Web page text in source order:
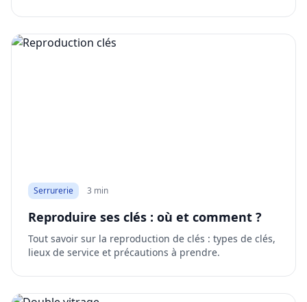
Serrurerie 3 min
Reproduire ses clés : où et comment ?
Tout savoir sur la reproduction de clés : types de clés,
lieux de service et précautions à prendre.